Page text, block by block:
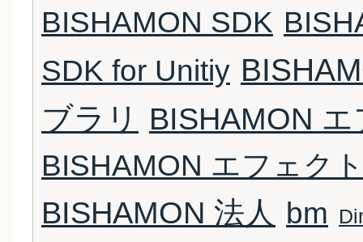
BISHAMON SDK
SDK for Unitiy
ブラリ
BISHAMON
BISHAMON エフェク
BISHAMON 法人 bm